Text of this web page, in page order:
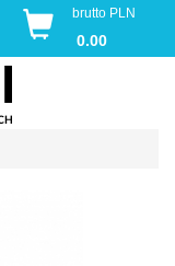
brutto PLN
0.00